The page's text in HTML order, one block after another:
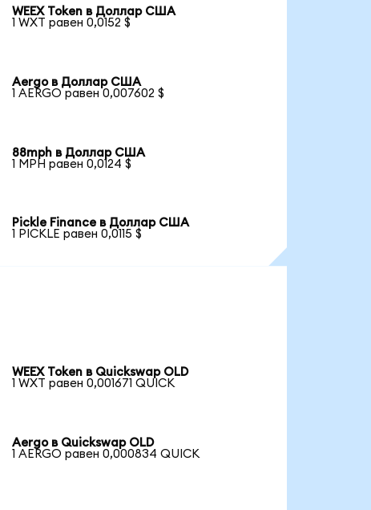
WEEX Token в Доллар США
1 WXT равен 0,0152 $
Aergo в Доллар США
1 AERGO равен 0,007602 $
88mph в Доллар США
1 MPH равен 0,0124 $
Pickle Finance в Доллар США
1 PICKLE равен 0,0115 $
WEEX Token в Quickswap OLD
1 WXT равен 0,001671 QUICK
Aergo в Quickswap OLD
1 AERGO равен 0,000834 QUICK